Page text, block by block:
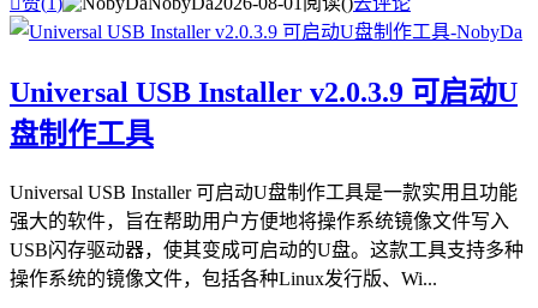
Universal USB Installer v2.0.3.9 可启动U
盘制作工具
Universal USB Installer 可启动U盘制作工具是一款实用且功能
强大的软件，旨在帮助用户方便地将操作系统镜像文件写入
USB闪存驱动器，使其变成可启动的U盘。这款工具支持多种
操作系统的镜像文件，包括各种Linux发行版、Wi...